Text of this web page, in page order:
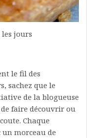
jours
le fil des
sachez que le
de la blogueuse
faire découvrir ou
Chaque
un morceau de